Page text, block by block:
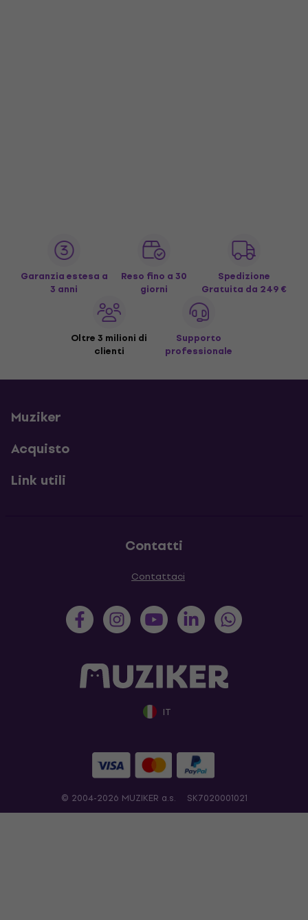
Garanzia estesa a
3 anni
Reso fino a 30
giorni
Spedizione
Gratuita da 249 €
Oltre 3 milioni di
clienti
Supporto
professionale
Muziker
Acquisto
Link utili
Contatti
Contattaci
IT
© 2004-2026 MUZIKER a.s. SK7020001021